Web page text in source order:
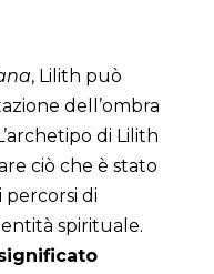
, Lilith può
dell’ombra
di Lilith
ciò che è stato
percorsi di
spirituale.